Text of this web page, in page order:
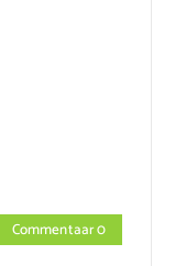
Commentaar 0